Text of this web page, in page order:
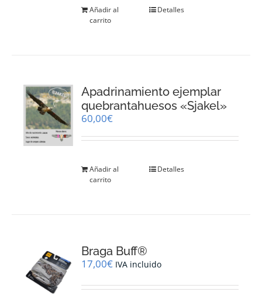
Añadir al
carrito
Detalles
Apadrinamiento ejemplar
quebrantahuesos «Sjakel»
60,00€
Añadir al
carrito
Detalles
Braga Buff®
17,00€ IVA incluido